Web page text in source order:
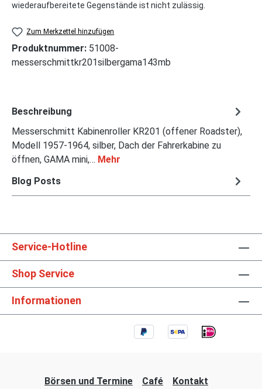
wiederaufbereitete Gegenstände ist nicht zulässig.
Zum Merkzettel hinzufügen
Produktnummer: 51008-
messerschmittkr201silbergama143mb
Beschreibung
Messerschmitt Kabinenroller KR201 (offener Roadster),
Modell 1957-1964, silber, Dach der Fahrerkabine zu
öffnen, GAMA mini,… Mehr
Blog Posts
Service-Hotline
Shop Service
Informationen
Börsen und Termine Café Kontakt